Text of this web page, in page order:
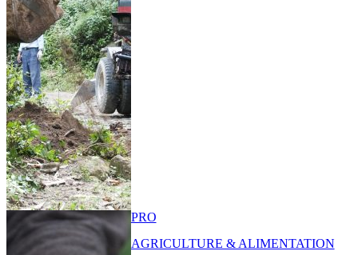
PRO
AGRICULTURE & ALIMENTATION